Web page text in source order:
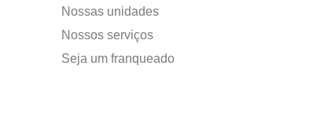
Nossas unidades
Nossos serviços
Seja um franqueado